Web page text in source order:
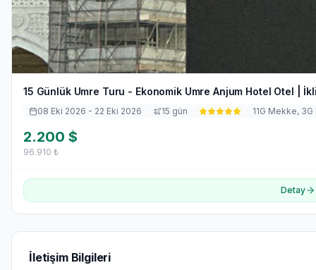
15 Günlük Umre Turu - Ekonomik Umre Anjum Hotel Otel |
08 Eki 2026 - 22 Eki 2026 15 gün 11G Mekke, 3
2.200 $
96.910 ₺
Detay
İletişim Bilgileri